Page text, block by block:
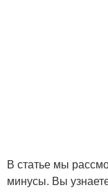
В статье мы
минусы. Вы